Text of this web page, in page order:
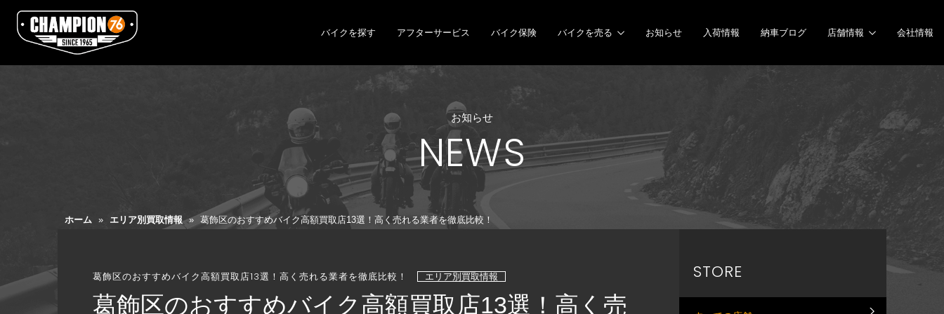
バイクを探す アフターサービス バイク保険 バイクを売る お知らせ 入荷情報 納車ブログ 店舗情報 会社情報
お知らせ
NEWS
ホーム » エリア別買取情報 » 葛飾区のおすすめバイク高額買取店13選！高く売れる業者を徹底比較！
葛飾区のおすすめバイク高額買取店13選！高く売れる業者を徹底比較！ エリア別買取情報
葛飾区のおすすめバイク高額買取店13選！高く売
STORE